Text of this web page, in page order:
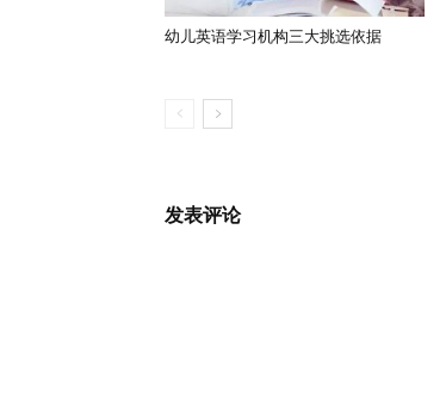
幼儿英语学习机构三大挑选依据
发表评论